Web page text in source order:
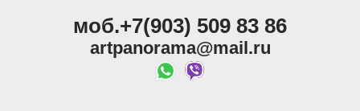
моб.+7(903) 509 83 86
artpanorama@mail.ru